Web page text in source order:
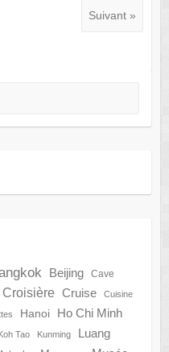
Suivant »
Beijing Cave
Croisière Cruise Cuisine
Hanoi
Ho Chi Minh
Tao Kunming
Luang